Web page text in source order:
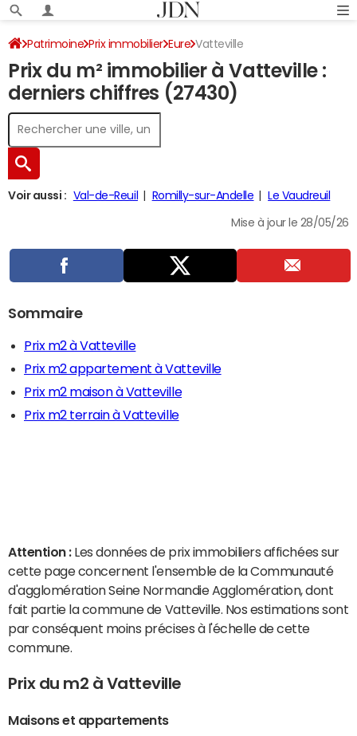
Patrimoine Prix immobilier Eure Vatteville
Prix du m² immobilier à Vatteville :
derniers chiffres (27430)
Voir aussi : Val-de-Reuil Romilly-sur-Andelle Le Vaudreuil
Mise à jour le 28/05/26
Sommaire
Prix m2 à Vatteville
Prix m2 appartement à Vatteville
Prix m2 maison à Vatteville
Prix m2 terrain à Vatteville
Attention : Les données de prix immobiliers affichées sur
cette page concernent l'ensemble de la Communauté
d'agglomération Seine Normandie Agglomération, dont
fait partie la commune de Vatteville. Nos estimations sont
par conséquent moins précises à l'échelle de cette
commune.
Prix du m2 à Vatteville
Maisons et appartements